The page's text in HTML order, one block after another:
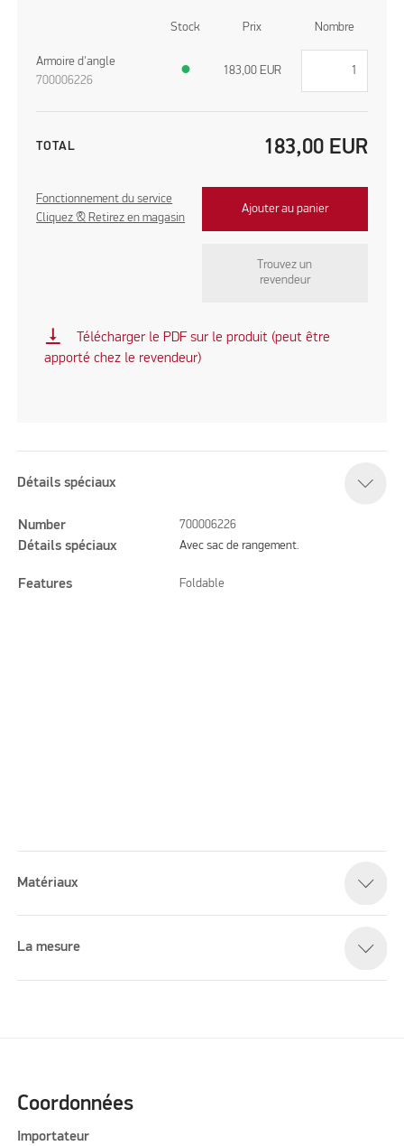
Stock Prix Nombre
Armoire d'angle
700006226
● 183,00 EUR
TOTAL 183,00 EUR
Fonctionnement du service
Cliquez & Retirez en magasin
Ajouter au panier
Trouvez un
revendeur
vertical_align_bottom
Télécharger le PDF sur le produit (peut être
apporté chez le revendeur)
Détails spéciaux
Number 700006226
Détails spéciaux Avec sac de rangement.
Features Foldable
Please accept marketing cookies to watch this video
Matériaux
La mesure
Coordonnées
Importateur